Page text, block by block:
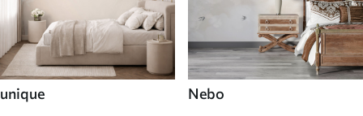
unique Nebo